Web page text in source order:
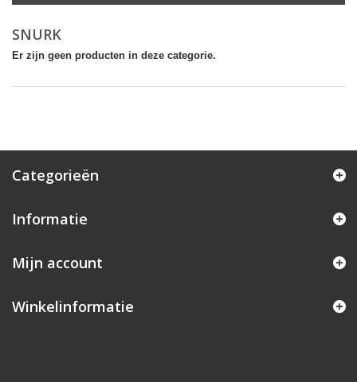
SNURK
Er zijn geen producten in deze categorie.
Categorieën
Informatie
Mijn account
Winkelinformatie